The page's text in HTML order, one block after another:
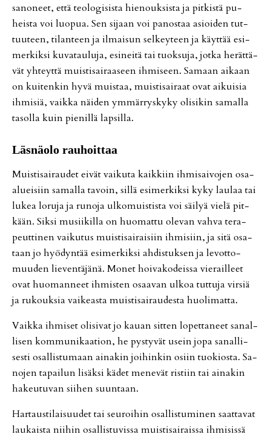
sa­no­neet, et­tä te­o­lo­gi­sis­ta hie­nouk­sis­ta ja pit­kis­tä pu­
heis­ta voi luo­pua. Sen si­jaan voi pa­nos­taa asi­oi­den tut­
tuu­teen, ti­lan­teen ja il­mai­sun sel­key­teen ja käyt­tää esi­
mer­kik­si ku­va­tau­lu­ja, esi­nei­tä tai tuok­su­ja, jot­ka he­rät­tä­
vät yh­teyt­tä muis­ti­sai­raa­seen ih­mi­seen. Sa­maan ai­kaan
on kui­ten­kin hyvä muis­taa, muis­ti­sai­raat ovat ai­kui­sia
ih­mi­siä, vaik­ka näi­den ym­mär­rys­ky­ky oli­si­kin sa­mal­la
ta­sol­la kuin pie­nil­lä lap­sil­la.
Läs­nä­o­lo rau­hoit­taa
Muis­ti­sai­rau­det ei­vät vai­ku­ta kaik­kiin ih­mi­sai­vo­jen osa-
alu­ei­siin sa­mal­la ta­voin, sil­lä esi­mer­kik­si kyky lau­laa tai
lu­kea lo­ru­ja ja ru­no­ja ul­ko­muis­tis­ta voi säi­lyä vie­lä pit­
kään. Sik­si mu­sii­kil­la on huo­mat­tu ole­van vah­va te­ra­
peut­ti­nen vai­ku­tus muis­ti­sai­rai­siin ih­mi­siin, ja sitä osa­
taan jo hyö­dyn­tää esi­mer­kik­si ah­dis­tuk­sen ja le­vot­to­
muu­den lie­ven­tä­jä­nä. Mo­net hoi­va­ko­deis­sa vie­rail­leet
ovat huo­man­neet ih­mis­ten osaa­van ul­koa tut­tu­ja vir­siä
ja ru­kouk­sia vai­ke­as­ta muis­ti­sai­rau­des­ta huo­li­mat­ta.
Vaik­ka ih­mi­set oli­si­vat jo kau­an sit­ten lo­pet­ta­neet sa­nal­
li­sen kom­mu­ni­kaa­ti­on, he pys­ty­vät usein jopa sa­nal­li­
ses­ti osal­lis­tu­maan ai­na­kin joi­hin­kin osiin tuo­ki­os­ta. Sa­
no­jen ta­pai­lun li­säk­si kä­det me­ne­vät ris­tiin tai ai­na­kin
ha­keu­tu­van sii­hen suun­taan.
Har­taus­ti­lai­suu­det tai seu­roi­hin osal­lis­tu­mi­nen saat­ta­vat
lau­kais­ta nii­hin osal­lis­tu­vis­sa muis­ti­sai­rais­sa ih­mi­sis­sä